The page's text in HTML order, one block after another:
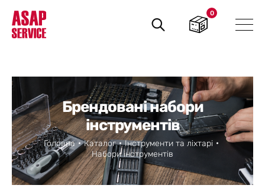
Пошук
товарів
0
Брендовані набори
інструментів
Головна Каталог
Інструменти та ліхтарі
Набори інструментів